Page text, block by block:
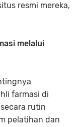
resmi mereka,
melalui
farmasi di
rutin
pelatihan dan